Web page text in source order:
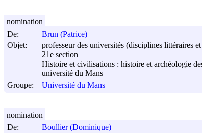
De:
Brun (Patrice)
Objet:
professeur des universités (disciplines littéraires
21e section
Histoire et civilisations : histoire et archéologie
université du Mans
Groupe:
Université du Mans
nomination
De:
Boullier (Dominique)
nomination